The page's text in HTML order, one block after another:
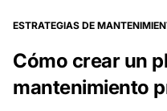
ESTRATEGIAS DE
Cómo crear un
mantenimiento